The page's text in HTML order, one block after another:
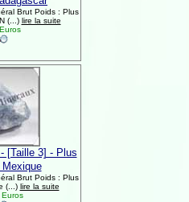
Brut Poids : Plus
(...) lire la suite
[Taille 3] - Plus
Brut Poids : Plus
(...) lire la suite